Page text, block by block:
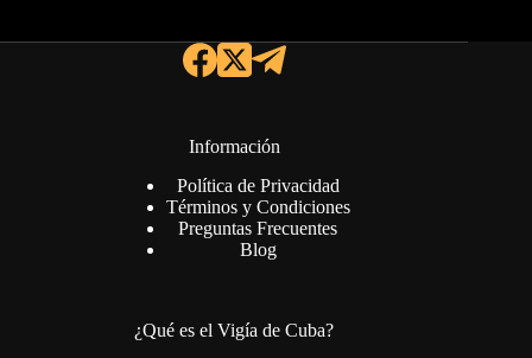
Información
Política de Privacidad
Términos y Condiciones
Preguntas Frecuentes
Blog
¿Qué es el Vigía de Cuba?